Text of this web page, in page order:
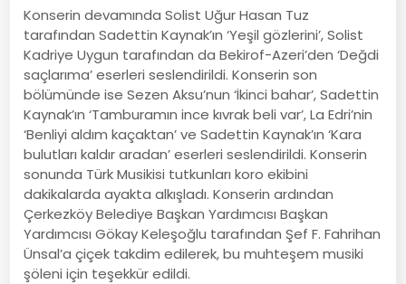
Konserin devamında Solist Uğur Hasan Tuz
tarafından Sadettin Kaynak’ın ‘Yeşil gözlerini’, Solist
Kadriye Uygun tarafından da Bekirof-Azeri’den ‘Değdi
saçlarıma’ eserleri seslendirildi. Konserin son
bölümünde ise Sezen Aksu’nun ‘İkinci bahar’, Sadettin
Kaynak’ın ‘Tamburamın ince kıvrak beli var’, La Edri’nin
‘Benliyi aldım kaçaktan’ ve Sadettin Kaynak’ın ‘Kara
bulutları kaldır aradan’ eserleri seslendirildi. Konserin
sonunda Türk Musikisi tutkunları koro ekibini
dakikalarda ayakta alkışladı. Konserin ardından
Çerkezköy Belediye Başkan Yardımcısı Başkan
Yardımcısı Gökay Keleşoğlu tarafından Şef F. Fahrihan
Ünsal’a çiçek takdim edilerek, bu muhteşem musiki
şöleni için teşekkür edildi.